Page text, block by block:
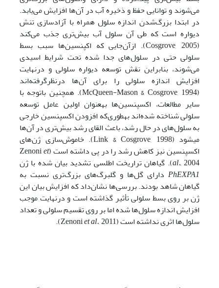
می‌شوند و توانایی حفظ و ذخیره آب در آن‌ها افزایش می‌یابد.
در ابتدا بزرگ‌شدن اندازه سلول همراه با آزادسازی تنش
دیواره است که طی آن سلول آب بیش‌تری جذب می‌کند
(Cosgrove, 2005). ازآن‌جایی که اکپنسین‌ها سبب بسط
سلولی حتی در سلول‌های جدا شده تحت شرایط اسیدی
می‌شوند، بنابراین نقش توسعه دیواره سلولی و درنهایت
افزایش اندازه سلولی را برای آن‌ها در‌‌نظر‌گرفته‌اند
(McQueen-Mason & Cosgrove, 1994). همچنین باتوجه با
سایر مطالعات، اکسپنسین‌ها به­عنوان اولین عامل توسعه
سلولی شناخته شده‌­اند به­طوری‌که افزودن اکسپنسین خارجی
به سلول‌های در حال رشد، باعث القای رشد بیش‌تری در آن‌ها
می­شود (Link & Cosgrove, 1998). خاموش‌سازی ژن‌های
اکسپنسین نیز کاهش رشد را در پی داشته است (Zenoniet
al.,2004). گیاهان تراریخت اطلسی تشدید بیان شده با ژن
PhEXPA1 دارای گل‌ها و گلبرگ‌های بزرگ‌تری نسبت به
گیاهان شاهد بودند. بررسی‌ها نشان­‌داد که افزایش بیان این
ژن بر روی بسط سلولی تأثیر گذاشته است و درنهایت موجب
افزایش اندازه سلول‌ها شده اما بر روی تقسیم سلولی و تعداد
سلول‌ها اثری نداشته است (Zenoni
et al., 2011).